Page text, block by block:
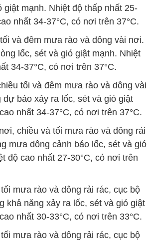
mạnh. Nhiệt độ thấp nhất 25-
nhất 34-37°C, có nơi trên 37°C.
và đêm mưa rào và dông vài nơi.
lốc, sét và gió giật mạnh. Nhiệt
34-37°C, có nơi trên 37°C.
tối và đêm mưa rào và dông vài
báo xảy ra lốc, sét và gió giật
nhất 34-37°C, có nơi trên 37°C.
chiều và tối mưa rào và dông rải
mưa dông cảnh báo lốc, sét và gió
độ cao nhất 27-30°C, có nơi trên
mưa rào và dông rải rác, cục bộ
khả năng xảy ra lốc, sét và gió giật
nhất 30-33°C, có nơi trên 33°C.
mưa rào và dông rải rác, cục bộ